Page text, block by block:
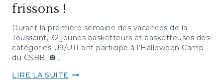
frissons !
Durant la première semaine des vacances de la
Toussaint, 32 jeunes basketteurs et basketteuses des
catégories U9/U11 ont participé à l’Halloween Camp
du CSBB. 🎃…
LIRE LA SUITE 🏀